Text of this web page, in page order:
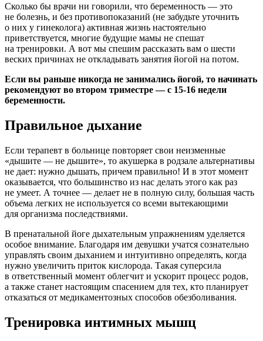
Сколько бы врачи ни говорили, что беременность — это
не болезнь, и без противопоказаний (не забудьте уточнить
о них у гинеколога) активная жизнь настоятельно
приветствуется, многие будущие мамы не спешат
на тренировки. А вот мы спешим рассказать вам о шести
веских причинах не откладывать занятия йогой на потом.
Если вы раньше никогда не занимались йогой, то начинать
рекомендуют во втором триместре — с 15-16 недели
беременности.
Правильное дыхание
Если терапевт в больнице повторяет свои неизменные
«дышите — не дышите», то акушерка в родзале альтернативы
не дает: нужно дышать, причем правильно! И в этот момент
оказывается, что большинство из нас делать этого как раз
не умеет. А точнее — делает не в полную силу, большая часть
объема легких не используется со всеми вытекающими
для организма последствиями.
В пренатальной йоге дыхательным упражнениям уделяется
особое внимание. Благодаря им девушки учатся сознательно
управлять своим дыханием и интуитивно определять, когда
нужно увеличить приток кислорода. Такая суперсила
в ответственный момент облегчит и ускорит процесс родов,
а также станет настоящим спасением для тех, кто планирует
отказаться от медикаментозных способов обезболивания.
Тренировка интимных мышц